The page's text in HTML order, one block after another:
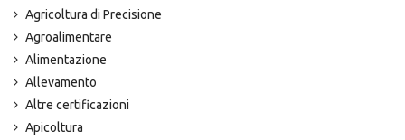
Agricoltura di Precisione
Agroalimentare
Alimentazione
Allevamento
Altre certificazioni
Apicoltura